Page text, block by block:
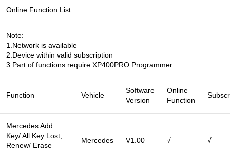
Online Function List
Note:
1.Network is available
2.Device within valid subscription
3.Part of functions require XP400PRO Programmer
Function Vehicle
Software
Version
Online
Function
Mercedes Add
Key/ All Key Lost,
Renew/ Erase
Mercedes V1.00 √ √